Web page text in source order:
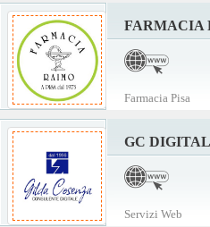
FARMACIA
Farmacia Pisa
GC
Servizi Web